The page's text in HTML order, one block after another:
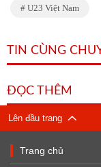
U23 Việt Nam
TIN CÙNG
ĐỌC THÊM
Lên đầu trang
Trang chủ